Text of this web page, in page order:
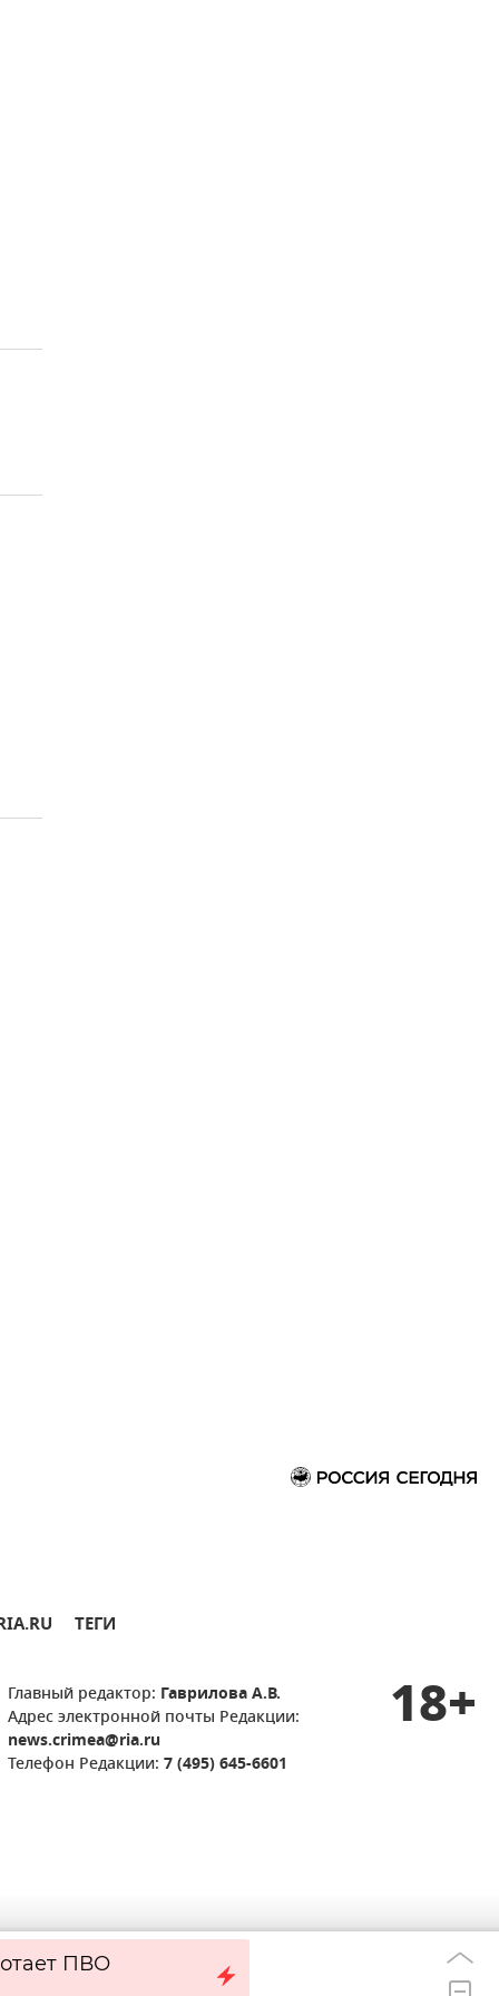
ТЕГИ
Главный редактор: Гаврилова А.В.
Адрес электронной почты Редакции:
news.crimea@ria.ru
Телефон Редакции: 7 (495) 645-6601
18+
ПВО
83 дрона
другими